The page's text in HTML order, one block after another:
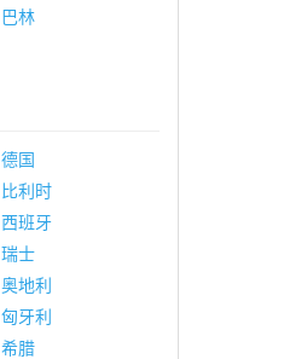
巴林
德国
比利时
西班牙
瑞士
奥地利
匈牙利
希腊